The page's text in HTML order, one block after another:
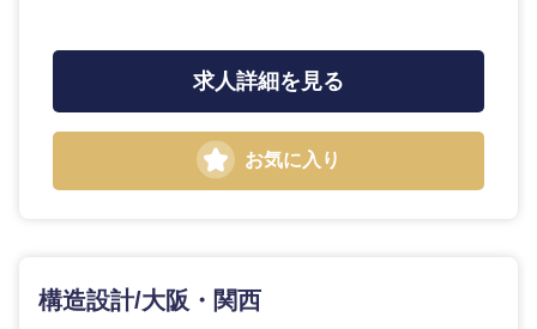
求人詳細を見る
お気に入り
構造設計/大阪・関西